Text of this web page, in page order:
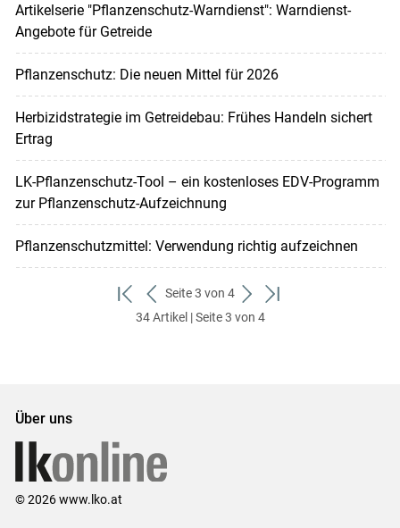
Artikelserie "Pflanzenschutz-Warndienst": Warndienst-
Angebote für Getreide
Pflanzenschutz: Die neuen Mittel für 2026
Herbizidstrategie im Getreidebau: Frühes Handeln sichert
Ertrag
LK-Pflanzenschutz-Tool – ein kostenloses EDV-Programm
zur Pflanzenschutz-Aufzeichnung
Pflanzenschutzmittel: Verwendung richtig aufzeichnen
zum
ersten
zurück
zum
Seite 3 von 4
weiter
zum
zum
34 Artikel | Seite 3 von 4
Über uns
© 2026 www.lko.at